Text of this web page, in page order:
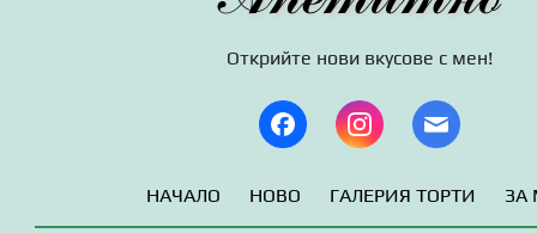
Открийте нови вкусове с мен!
НАЧАЛО НОВО ГАЛЕРИЯ ТОРТИ ЗА